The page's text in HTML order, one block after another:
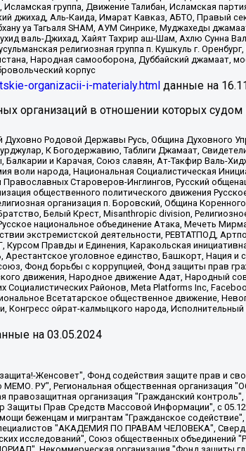
группа, Движение Талибан, Исламская
джихад, Аль-Каида, Имарат Кавказ, АБТО, Правый
уа Тагьаля SHAM, АУМ Синрике, Муджахеды
валь-Джихад, Хайят Тахрир аш-Шам, Ахлю Сунна
религиозная группа п. Кушкуль г.
Народная самооборона, Дуббайский джамаат,
корпус
organizacii-i-materialy.html данные на
организаций в отношении которых
Духовно Родовой Державы Русь, Община Духовного
К Богодержавию, Таблиги Джамаат,
и Карачая, Союз славян, Ат-Такфир Валь-
народа, Национальная Социалистическая
Староверов-Инглингов, Русский
общественного политического движения
организация п. Боровский, Община
Белый Крест, Misanthropic division,
национальное объединение Атака, Мечеть
экстремистской деятельности, РЕВТАТПОД,
Правды и Единения, Каракольская
Арестантское уголовное единство, Башкорт, Нация
Фонд борьбы с коррупцией, Фонд защиты прав
движения, Народное движение Адат, Народный
Районов, Meta Platforms Inc,
Всетатарское общественное движение,
Конгресс ойрат-калмыцкого народа,
на 03.05.2024
"Центр по работе с проблемой насилия "НАСИЛИЮ.НЕТ", Межрегиональный профессиональный союз работников здравоохранения "Альянс врачей", Юридическое лицо, зарегистрированное в Латвийской Республике, SIA "Medusa Project" (регистрационный номер 40103797863, дата регистрации 10.06.2014), Некоммерческая организация "Фонд по борьбе с коррупцией", Автономная некоммерческая организация "Институт права и публичной политики", Баданин Роман Сергеевич, Гликин Максим Александрович, Железнова Мария Михайловна, Лукьянова Юлия Сергеевна, Маетная Елизавета Витальевна, Маняхин Петр Борисович, Чуракова Ольга Владимировна, Ярош Юлия Петровна, Юридическое лицо "The Insider SIA", зарегистрированное в Риге, Латвийская Республика (дата регистрации 26.06.2015), являющееся администратором доменного имени интернет-издания "The Insider SIA", https://theins.ru, Постернак Алексей Евгеньевич, Рубин Михаил Аркадьевич, Анин Роман Александрович, Юридическое лицо Istories fonds, зарегистрированное в Латвийской Республике (регистрационный номер 50008295751, дата регистрации 24.02.2020), Великовский Дмитрий Александрович, Долинина Ирина Николаевна, Мароховская Алеся Алексеевна, Шлейнов Роман Юрьевич, Шмагун Олеся Валентиновна, Общество с ограниченной ответственностью "Альтаир 2021", Общество с ограниченной ответственностью "Вега 2021", Общество с ограниченной ответственностью "Главный редактор 2021", Общество с ограниченной ответственностью "Ромашки монолит", Важенков Артем Валерьевич, Ивановская областная общественная организация "Центр гендерных исследований", Гурман Юрий Альбертович, Медиапроект "ОВД-Инфо", Егоров Владимир Владимирович, Жилинский Владимир Александрович, Общество с ограниченной ответственностью "ЗП", Иванова София Юрьевна, Карезина Инна Павловна, Кильтау Екатерина Викторовна, Петров Алексей Викторович, Пискунов Сергей Евгеньевич, Смирнов Сергей Сергеевич, Тихонов Михаил Сергеевич, Общество с ограниченной ответственностью "ЖУРНАЛИСТ-ИНОСТРАННЫЙ АГЕНТ", Арапова Галина Юрьевна, Вольтская Татьяна Анатольевна, Американская компания "Mason G.E.S. Anonymous Foundation" (США), являющаяся владельцем интернет-издания https://mnews.world/, Компания "Stichting Bellingcat", зарегистрированная в Нидерландах (дата регистрации 11.07.2018), Захаров Андрей Вячеславович, Клепиковская Екатерина Дмитриевна, Общество с ограниченной ответственностью "МЕМО", Перл Роман Александрович, Симонов Евгений Алексеевич, Соловьева Елена Анатольевна, Сотников Даниил Владимирович, Сурначева Елизавета Дмитриевна, Автономная некоммерческая организация по защите прав человека и информированию населения "Якутия – Наше Мнение", Общество с ограниченной ответственностью "Москоу диджитал медиа", с 26.01.2023 Общество